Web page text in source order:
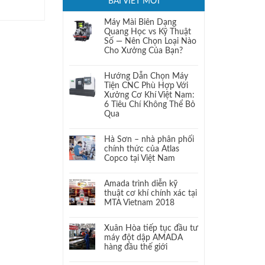
Máy Mài Biên Dạng
Quang Học vs Kỹ Thuật
Số — Nên Chọn Loại Nào
Cho Xưởng Của Bạn?
Hướng Dẫn Chọn Máy
Tiện CNC Phù Hợp Với
Xưởng Cơ Khí Việt Nam:
6 Tiêu Chí Không Thể Bỏ
Qua
Hà Sơn – nhà phân phối
chính thức của Atlas
Copco tại Việt Nam
Amada trình diễn kỹ
thuật cơ khí chính xác tại
MTA Vietnam 2018
Xuân Hòa tiếp tục đầu tư
máy đột dập AMADA
hàng đầu thế giới